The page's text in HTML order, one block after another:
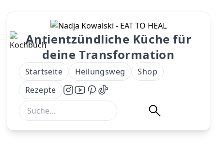
Antientzündliche Küche für
deine Transformation
Startseite Heilungsweg
Shop
Rezepte